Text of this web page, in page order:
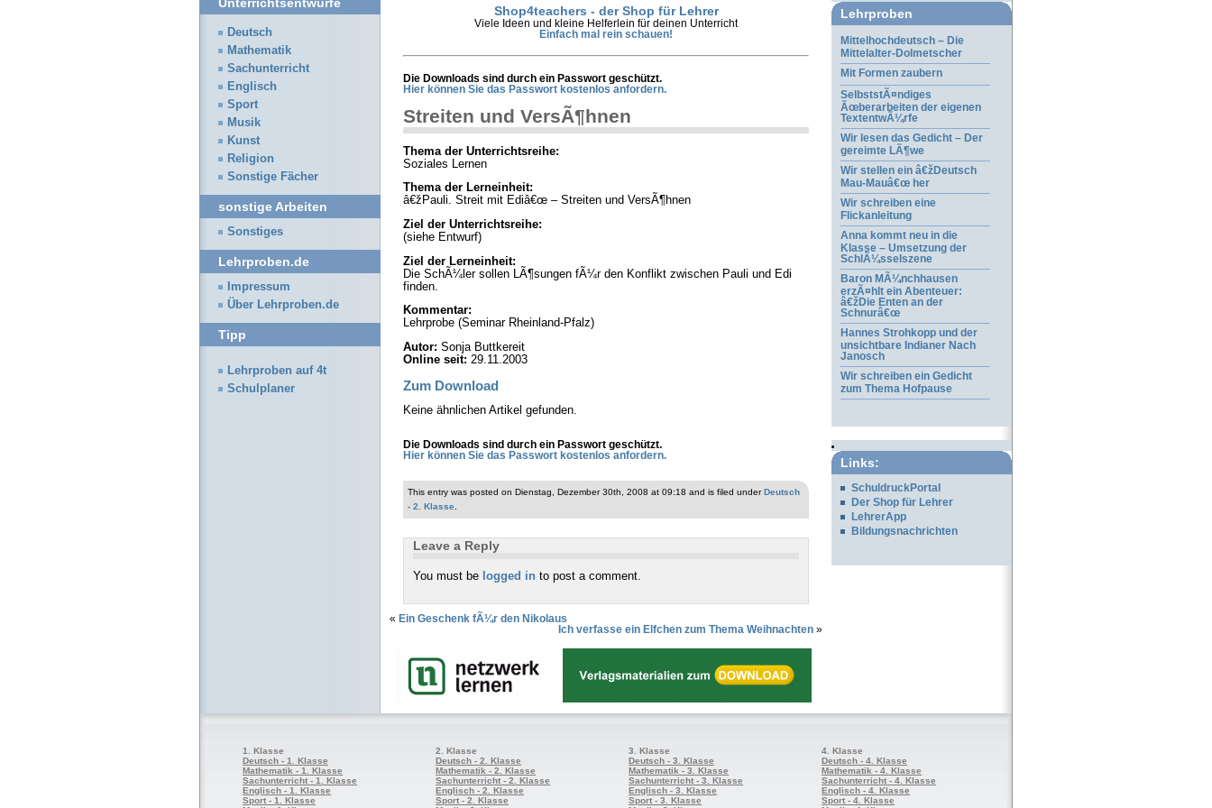
Shop4teachers - der Shop für Lehrer
Viele Ideen und kleine Helferlein für deinen Unterricht
Einfach mal rein schauen!
Die Downloads sind durch ein Passwort geschützt.
Hier können Sie das Passwort kostenlos anfordern.
Streiten und VersÃ¶hnen
Thema der Unterrichtsreihe:
Soziales Lernen
Thema der Lerneinheit:
â€žPauli. Streit mit Ediâ€œ – Streiten und VersÃ¶hnen
Ziel der Unterrichtsreihe:
(siehe Entwurf)
Ziel der Lerneinheit:
Die SchÃ¼ler sollen LÃ¶sungen fÃ¼r den Konflikt zwischen Pauli und Edi
finden.
Kommentar:
Lehrprobe (Seminar Rheinland-Pfalz)
Autor: Sonja Buttkereit
Online seit: 29.11.2003
Zum Download
Keine ähnlichen Artikel gefunden.
Die Downloads sind durch ein Passwort geschützt.
Hier können Sie das Passwort kostenlos anfordern.
This entry was posted on Dienstag, Dezember 30th, 2008 at 09:18 and is filed under Deutsch
- 2. Klasse.
Leave a Reply
You must be logged in to post a comment.
« Ein Geschenk fÃ¼r den Nikolaus
Ich verfasse ein Elfchen zum Thema Weihnachten »
Deutsch
Mathematik
Sachunterricht
Englisch
Sport
Musik
Kunst
Religion
Sonstige Fächer
sonstige Arbeiten
Sonstiges
Lehrproben.de
Impressum
Über Lehrproben.de
Tipp
Lehrproben auf 4t
Schulplaner
Lehrproben
Mittelhochdeutsch – Die
Mittelalter-Dolmetscher
Mit Formen zaubern
SelbststÃ¤ndiges
Ãœberarbeiten der eigenen
TextentwÃ¼rfe
Wir lesen das Gedicht – Der
gereimte LÃ¶we
Wir stellen ein â€žDeutsch
Mau-Mauâ€œ her
Wir schreiben eine
Flickanleitung
Anna kommt neu in die
Klasse – Umsetzung der
SchlÃ¼sselszene
Baron MÃ¼nchhausen
erzÃ¤hlt ein Abenteuer:
â€žDie Enten an der
Schnurâ€œ
Hannes Strohkopp und der
unsichtbare Indianer Nach
Janosch
Wir schreiben ein Gedicht
zum Thema Hofpause
Links:
SchuldruckPortal
Der Shop für Lehrer
LehrerApp
Bildungsnachrichten
1. Klasse
Deutsch - 1. Klasse
Mathematik - 1. Klasse
Sachunterricht - 1. Klasse
Englisch - 1. Klasse
Sport - 1. Klasse
2. Klasse
Deutsch - 2. Klasse
Mathematik - 2. Klasse
Sachunterricht - 2. Klasse
Englisch - 2. Klasse
Sport - 2. Klasse
3. Klasse
Deutsch - 3. Klasse
Mathematik - 3. Klasse
Sachunterricht - 3. Klasse
Englisch - 3. Klasse
Sport - 3. Klasse
4. Klasse
Deutsch - 4. Klasse
Mathematik - 4. Klasse
Sachunterricht - 4. Klasse
Englisch - 4. Klasse
Sport - 4. Klasse